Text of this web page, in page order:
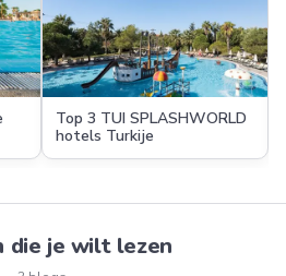
Top 3 TUI SPLASHWORLD
hotels Turkije
die je wilt lezen